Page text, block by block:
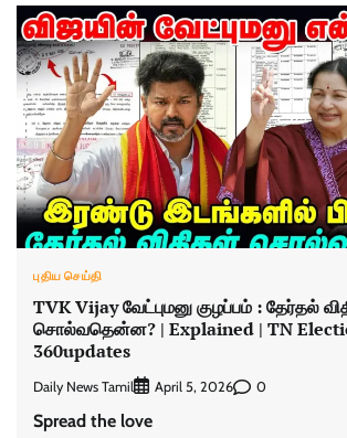
புதிய செய்தி
TVK Vijay வேட்புமனு குழப்பம் : தேர்தல்
சொல்வதென்ன? | Explained | TN
360updates
Daily News Tamil April 5, 2026 0
Spread the love